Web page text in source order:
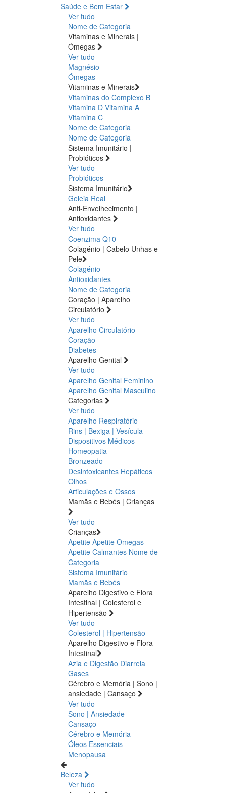
Saúde e Bem Estar
Ver tudo
Nome de Categoria
Vitaminas e Minerais |
Ómegas
Ver tudo
Magnésio
Ómegas
Vitaminas e Minerais
Vitaminas do Complexo B
Vitamina D Vitamina A
Vitamina C
Nome de Categoria
Nome de Categoria
Sistema Imunitário |
Probióticos
Ver tudo
Probióticos
Sistema Imunitário
Geleia Real
Anti-Envelhecimento |
Antioxidantes
Ver tudo
Coenzima Q10
Colagénio | Cabelo Unhas e
Pele
Colagénio
Antioxidantes
Nome de Categoria
Coração | Aparelho
Circulatório
Ver tudo
Aparelho Circulatório
Coração
Diabetes
Aparelho Genital
Ver tudo
Aparelho Genital Feminino
Aparelho Genital Masculino
Categorias
Ver tudo
Aparelho Respiratório
Rins | Bexiga | Vesícula
Dispositivos Médicos
Homeopatia
Bronzeado
Desintoxicantes Hepáticos
Olhos
Articulações e Ossos
Mamãs e Bebés | Crianças
Ver tudo
Crianças
Apetite Apetite Omegas
Apetite Calmantes Nome de
Categoria
Sistema Imunitário
Mamãs e Bebés
Aparelho Digestivo e Flora
Intestinal | Colesterol e
Hipertensão
Ver tudo
Colesterol | Hipertensão
Aparelho Digestivo e Flora
Intestinal
Azia e Digestão Diarreia
Gases
Cérebro e Memória | Sono |
ansiedade | Cansaço
Ver tudo
Sono | Ansiedade
Cansaço
Cérebro e Memória
Óleos Essenciais
Menopausa
Beleza
Ver tudo